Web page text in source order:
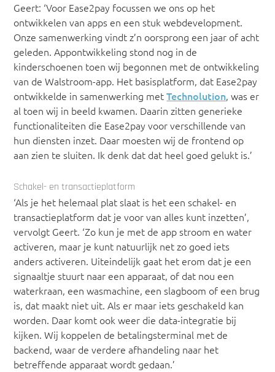
Geert: ‘Voor Ease2pay focussen we ons op het
ontwikkelen van apps en een stuk webdevelopment.
Onze samenwerking vindt z’n oorsprong een jaar of acht
geleden. Appontwikkeling stond nog in de
kinderschoenen toen wij begonnen met de ontwikkeling
van de Walstroom-app. Het basisplatform, dat Ease2pay
ontwikkelde in samenwerking metTechnolution, was er
al toen wij in beeld kwamen. Daarin zitten generieke
functionaliteiten die Ease2pay voor verschillende van
hun diensten inzet. Daar moesten wij de frontend op
aan zien te sluiten. Ik denk dat dat heel goed gelukt is.’
Schakel- en transactieplatform
‘Als je het helemaal plat slaat is het een schakel- en
transactieplatform dat je voor van alles kunt inzetten’,
vervolgt Geert. ‘Zo kun je met de app stroom en water
activeren, maar je kunt natuurlijk net zo goed iets
anders activeren. Uiteindelijk gaat het erom dat je een
signaaltje stuurt naar een apparaat, of dat nou een
waterkraan, een wasmachine, een slagboom of een brug
is, dat maakt niet uit. Als er maar iets geschakeld kan
worden. Daar komt ook weer die data-integratie bij
kijken. Wij koppelen de betalingsterminal met de
backend, waar de verdere afhandeling naar het
betreffende apparaat wordt gedaan.’